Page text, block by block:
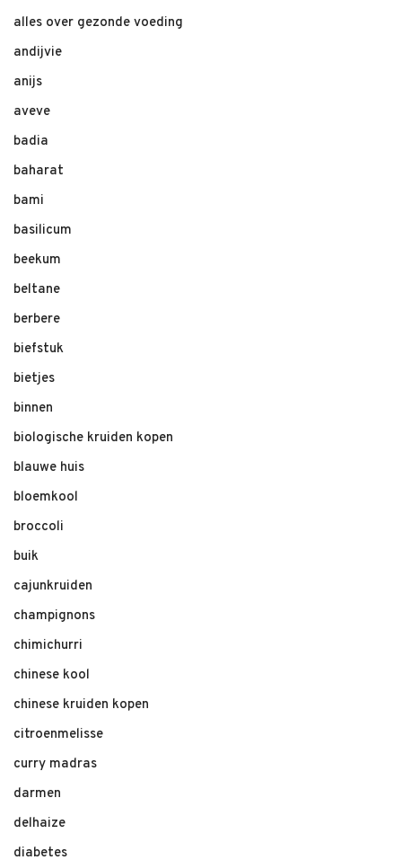
alles over gezonde voeding
andijvie
anijs
aveve
badia
baharat
bami
basilicum
beekum
beltane
berbere
biefstuk
bietjes
binnen
biologische kruiden kopen
blauwe huis
bloemkool
broccoli
buik
cajunkruiden
champignons
chimichurri
chinese kool
chinese kruiden kopen
citroenmelisse
curry madras
darmen
delhaize
diabetes